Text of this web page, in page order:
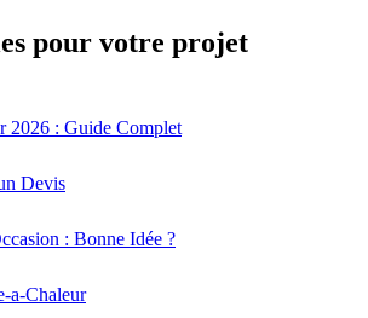
pour votre projet
2026 : Guide Complet
Devis
: Bonne Idée ?
a-Chaleur